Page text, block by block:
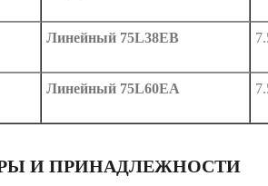
Линейный 75L38EB
Линейный 75L60EA
И ПРИНАДЛЕЖНОСТИ